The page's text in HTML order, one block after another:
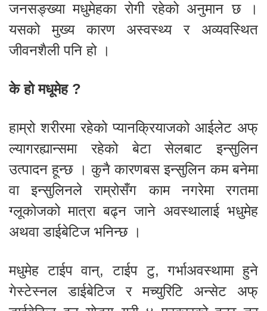
जनसङ्ख्या मधुमेहका रोगी रहेको अनुमान छ ।
यसको मुख्य कारण अस्वस्थ्य र अव्यवस्थित
जीवनशैली पनि हो ।
के हो मधूमेह ?
हाम्रो शरीरमा रहेको प्यानक्रियाजको आईलेट अफ्
ल्यागरह्यान्समा रहेको बेटा सेलबाट इन्सुलिन
उत्पादन हून्छ । कुनै कारणबस इन्सुलिन कम बनेमा
वा इन्सुलिनले राम्रोसँग काम नगरेमा रगतमा
ग्लूकोजको मात्रा बढ्न जाने अवस्थालाई भधुमेह
अथवा डाईबेटिज भनिन्छ ।
मधुमेह टाईप वान्, टाईप टु, गर्भाअवस्थामा हुने
गेस्टेस्नल डाईबेटिज र मच्युरिटि अन्सेट अफ्